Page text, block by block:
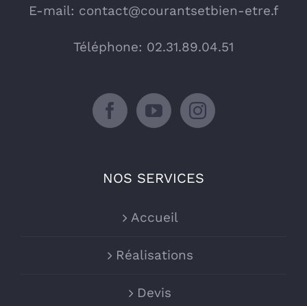
E-mail: contact@courantsetbien-etre.f
Téléphone: 02.31.89.04.51
NOS SERVICES
Accueil
Réalisations
Devis